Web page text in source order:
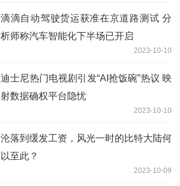
滴滴自动驾驶货运获准在京道路测试 分
析师称汽车智能化下半场已开启
2023-10-10
迪士尼热门电视剧引发“AI抢饭碗”热议 映
射数据确权平台隐忧
2023-10-10
沦落到缓发工资，风光一时的比特大陆何
以至此？
2023-10-09